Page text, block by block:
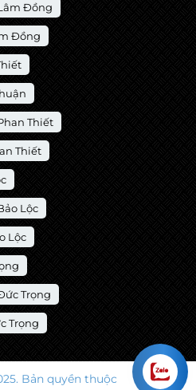
Đồng
Đồng
Thiết
Thiết
Lộc
Lộc
Trọng
Trọng
Bản quyền thuộc